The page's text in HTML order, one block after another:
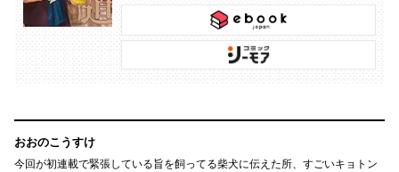
おおのこうすけ
今回が初連載で緊張している旨を飼ってる柴犬に伝えた所、すごいキョトン